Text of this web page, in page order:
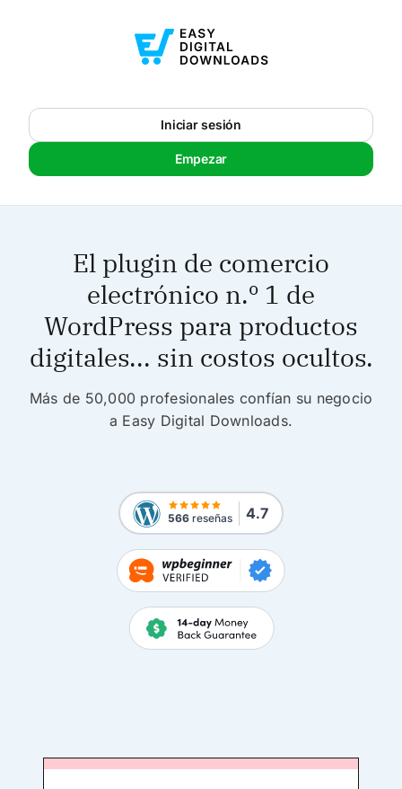
Iniciar sesión
Empezar
El plugin de comercio
electrónico n.º 1 de
WordPress para productos
digitales... sin costos ocultos.
Más de 50,000 profesionales confían su negocio
a Easy Digital Downloads.
566reseñas 4.7